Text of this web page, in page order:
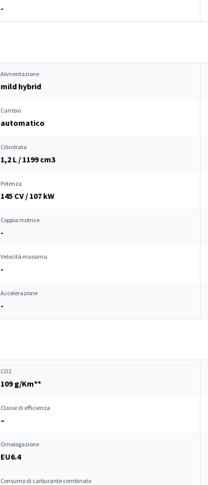
-
Alimentazione
mild hybrid
Cambio
automatico
Cilindrata
1,2 L / 1199 cm3
Potenza
145 CV / 107 kW
Coppia motrice
-
Velocità massima
-
Accelerazione
-
CO2
109 g/Km**
Classe di efficienza
–
Omologazione
EU6.4
Consumo di carburante combinato